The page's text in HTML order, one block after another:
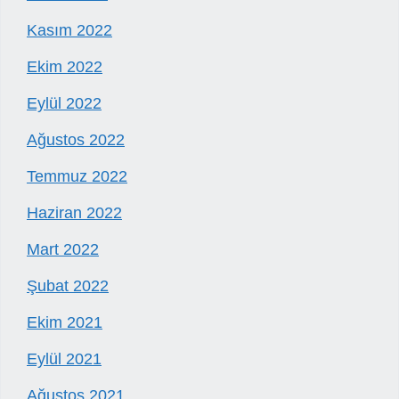
Kasım 2022
Ekim 2022
Eylül 2022
Ağustos 2022
Temmuz 2022
Haziran 2022
Mart 2022
Şubat 2022
Ekim 2021
Eylül 2021
Ağustos 2021